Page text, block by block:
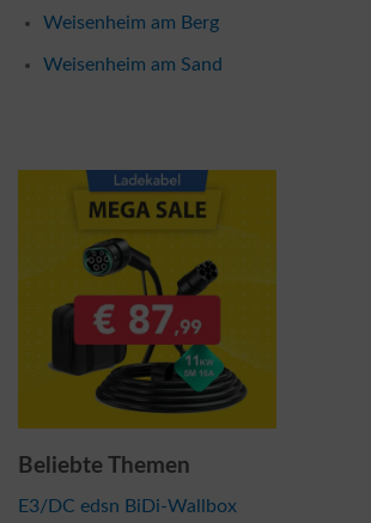
Weisenheim am Berg
Weisenheim am Sand
Beliebte Themen
E3/DC edsn BiDi-Wallbox